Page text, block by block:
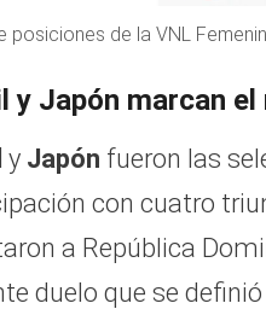
posiciones de la VNL
y Japón marcan
y Japón fueron las
con cuatro
a República
duelo que se